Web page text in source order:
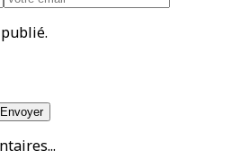
Envoyer